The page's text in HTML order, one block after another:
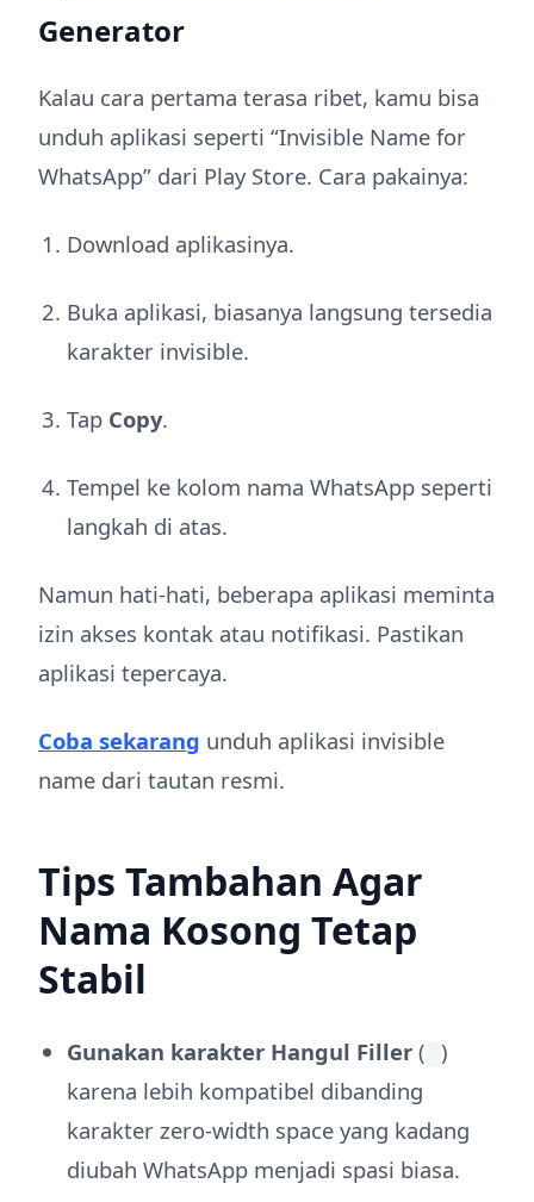
Generator
Kalau cara pertama terasa ribet, kamu bisa
unduh aplikasi seperti “Invisible Name for
WhatsApp” dari Play Store. Cara pakainya:
Download aplikasinya.
Buka aplikasi, biasanya langsung tersedia
karakter invisible.
Tap Copy.
Tempel ke kolom nama WhatsApp seperti
langkah di atas.
Namun hati-hati, beberapa aplikasi meminta
izin akses kontak atau notifikasi. Pastikan
aplikasi tepercaya.
Coba sekarang unduh aplikasi invisible
name dari tautan resmi.
Tips Tambahan Agar
Nama Kosong Tetap
Stabil
Gunakan karakter Hangul Filler ( )
karena lebih kompatibel dibanding
karakter zero-width space yang kadang
diubah WhatsApp menjadi spasi biasa.